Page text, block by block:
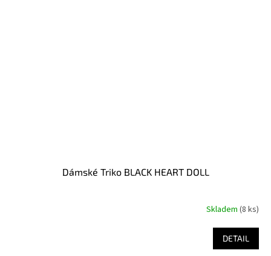
Dámské Triko BLACK HEART DOLL
Skladem (8 ks)
DETAIL